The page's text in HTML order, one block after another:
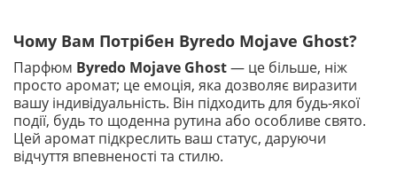
Чому Вам Потрібен Byredo Mojave Ghost?
Парфюм Byredo Mojave Ghost— це більше, ніж
просто аромат; це емоція, яка дозволяє виразити
вашу індивідуальність. Він підходить для будь-якої
події, будь то щоденна рутина або особливе свято.
Цей аромат підкреслить ваш статус, даруючи
відчуття впевненості та стилю.